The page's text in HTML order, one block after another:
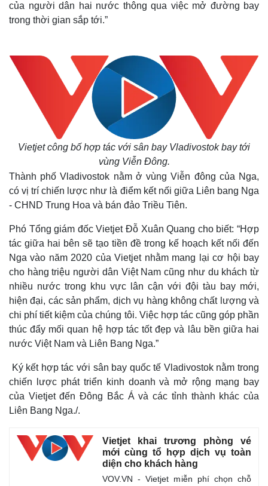
Quan sát
Cuộc sống đó đây
Hồ sơ
Ảnh
E-Magazine
Infographic
của người dân hai nước thông qua việc mở đường bay
trong thời gian sắp tới.”
Vietjet công bố hợp tác với sân bay Vladivostok bay tới
vùng Viễn Đông.
Thành phố Vladivostok nằm ở vùng Viễn đông của Nga,
có vị trí chiến lược như là điểm kết nối giữa Liên bang Nga
- CHND Trung Hoa và bán đảo Triều Tiên.
Phó Tổng giám đốc Vietjet Đỗ Xuân Quang cho biết: “Hợp
tác giữa hai bên sẽ tạo tiền đề trong kế hoạch kết nối đến
Nga vào năm 2020 của Vietjet nhằm mang lại cơ hội bay
cho hàng triệu người dân Việt Nam cũng như du khách từ
nhiều nước trong khu vực lân cận với đội tàu bay mới,
hiện đại, các sản phẩm, dịch vụ hàng không chất lượng và
chi phí tiết kiệm của chúng tôi. Việc hợp tác cũng góp phần
thúc đẩy mối quan hệ hợp tác tốt đẹp và lâu bền giữa hai
nước Việt Nam và Liên Bang Nga.”
Ký kết hợp tác với sân bay quốc tế Vladivostok nằm trong
chiến lược phát triển kinh doanh và mở rộng mạng bay
của Vietjet đến Đông Bắc Á và các tỉnh thành khác của
Liên Bang Nga./.
Vietjet khai trương phòng vé
mới cùng tổ hợp dịch vụ toàn
diện cho khách hàng
VOV.VN - Vietjet miễn phí chọn chỗ